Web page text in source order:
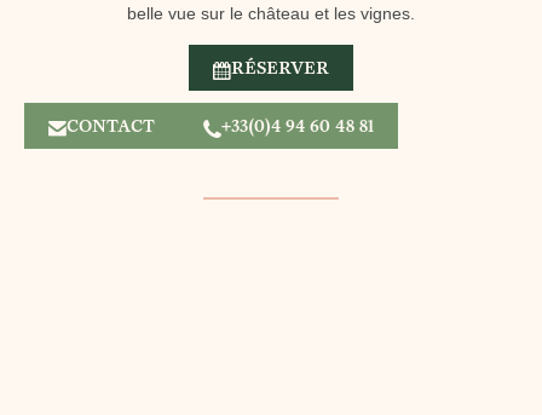
belle vue sur le château et les vignes.
RÉSERVER
CONTACT +33(0)4 94 60 48 81